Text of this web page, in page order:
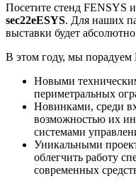
Посетите стенд FENSYS
sec22eESYS. Для наших
выставки будет
В этом году, мы порадуем
Новыми
периметральных
Новинками, среди
возможностью их
системами
Уникальными
облегчить работу
современных